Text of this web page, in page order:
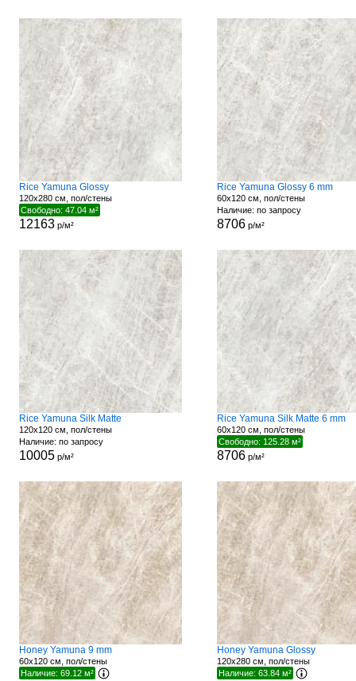
Rice Yamuna Glossy
120x280 см, пол/стены
Свободно: 47.04 м²
12163р/м²
Rice Yamuna Glossy 6 mm
60x120 см, пол/стены
Наличие: по запросу
8706р/м²
Rice Yamuna Silk Matte
120x120 см, пол/стены
Наличие: по запросу
10005р/м²
Rice Yamuna Silk Matte 6 mm
60x120 см, пол/стены
Свободно: 125.28 м²
8706р/м²
Honey Yamuna 9 mm
60x120 см, пол/стены
Наличие: 69.12 м²
Honey Yamuna Glossy
120x280 см, пол/стены
Наличие: 63.84 м²